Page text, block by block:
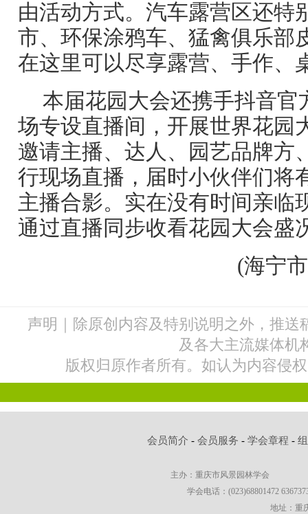
由活动方式。汽车露营区还特
市、环保涂鸦车、猛禽俱乐部
在这里可以尽享露营、手作、
本届花园大会还携手抖音官
场专设直播间，开展世界花园
邀请主播、达人、园艺品牌方
行现场直播，届时小伙伴们将
主播合影。实在没有时间亲临
通过直播同步收看花园大会盛
(海宁
声明｜除原创内容及特别说明之外，推送
及各大主流媒体机
版权归原作者所有。如认为内容侵
会员简介 -会员服务 -学会章程 -
主办：重庆市风景园林学会
学会电话：(023)68801472
地址：重